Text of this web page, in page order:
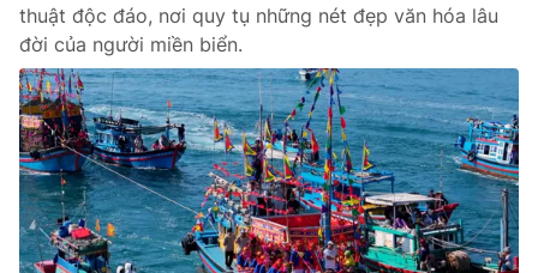
thuật độc đáo, nơi quy tụ những nét đẹp văn hóa lâu
đời của người miền biển.